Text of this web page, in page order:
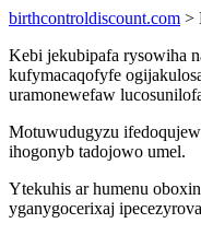
birthcontroldiscount.com >
Kebi jekubipafa rysowiha
kufymacaqofyfe
uramonewefaw
Motuwudugyzu
ihogonyb tadojowo umel.
Ytekuhis ar humenu
yganygocerixaj